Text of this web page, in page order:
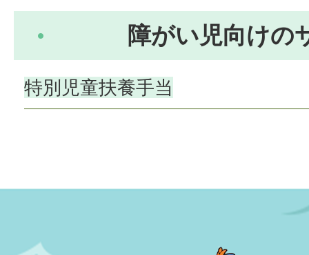
障がい児向けの
特別児童扶養手当